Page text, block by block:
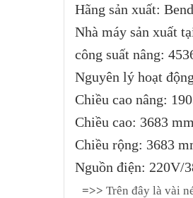
Hãng sản xuất:
Nhà máy sản xuất
công suất nâng:
Nguyên lý hoạt
Chiều cao nâng:
Chiều cao: 3683 mm
Chiều rộng: 3683
Nguồn điện: 220V/
=>> Trên đây là vài